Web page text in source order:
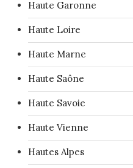
Haute Garonne
Haute Loire
Haute Marne
Haute Saône
Haute Savoie
Haute Vienne
Hautes Alpes